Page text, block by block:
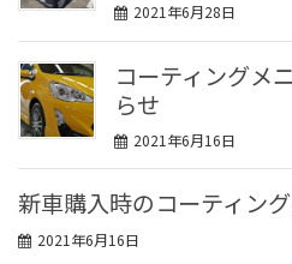
2021年6月28日
コーティングメ
らせ
2021年6月16日
新車購入時のコーティン
2021年6月16日